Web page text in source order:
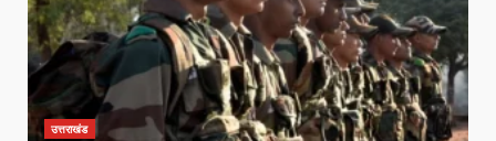
उत्तराखंड